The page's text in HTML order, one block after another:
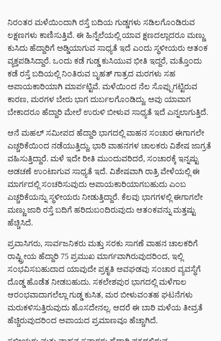
ನಿರಂತರ ಮಳೆಯಿಂದಾಗಿ ರಸ್ತೆ ಬದಿಯ ಗುಡ್ಡಗಳು ಸಡಿಲಗೊಂಡಿರುವ
ಲಕ್ಷಣಗಳು ಕಾಣಿಸುತ್ತಿವೆ. ಈ ಹಿನ್ನೆಲೆಯಲ್ಲಿ ಯಾವ ಕ್ಷಣದಲ್ಲಾದರೂ ಮಣ್ಣು
ಕುಸಿದು ಹೆದ್ದಾರಿಗೆ ಅಡ್ಡಿಯಾಗುವ ಸಾಧ್ಯತೆ ಇದೆ ಎಂದು ಸ್ಥಳೀಯರು ಆತಂಕ
ವ್ಯಕ್ತಪಡಿಸಿದ್ದಾರೆ. ಒಂದು ಕಡೆ ಗುಡ್ಡ ಕುಸಿಯುವ ಭೀತಿ ಇದ್ದರೆ, ಮತ್ತೊಂದು
ಕಡೆ ರಸ್ತೆ ಬದಿಯಲ್ಲಿ ನಿಂತಿರುವ ಬೃಹತ್ ಗಾತ್ರದ ಮರಗಳು ಸಹ
ಅಪಾಯಕಾರಿಯಾಗಿ ಮಾರ್ಪಟ್ಟಿವೆ. ಮಳೆಯಿಂದ ನೆಲ ಸೊಪ್ಪುಗಟ್ಟಿರುವ
ಕಾರಣ, ಮರಗಳ ಬೇರು ಭಾಗ ದುರ್ಬಲಗೊಂಡಿದ್ದು, ಅವು ಯಾವಾಗ
ಬೇಕಾದರೂ ಹೆದ್ದಾರಿ ಮೇಲೆ ಉರುಳಿ ಬೀಳುವ ಸಾಧ್ಯತೆ ಇದೆ ಎನ್ನಲಾಗುತ್ತಿದೆ.
ಆನೆ ಮಹಲ್ ಸಮೀಪದ ಹೆದ್ದಾರಿ ಭಾಗದಲ್ಲಿ ವಾಹನ ಸಂಚಾರ ಈಗಾಗಲೇ
ಎಚ್ಚರಿಕೆಯಿಂದ ನಡೆಯುತ್ತಿದ್ದು, ಭಾರಿ ವಾಹನಗಳ ಚಾಲಕರು ವಿಶೇಷ ಜಾಗ್ರತೆ
ವಹಿಸುತ್ತಿದ್ದಾರೆ. ಮಳೆ ಇದೇ ರೀತಿ ಮುಂದುವರಿದರೆ, ಸಂಚಾರಕ್ಕೆ ಇನ್ನಷ್ಟು
ಅಡಚಣೆ ಉಂಟಾಗುವ ಸಾಧ್ಯತೆ ಇದೆ. ವಿಶೇಷವಾಗಿ ರಾತ್ರಿ ವೇಳೆಯಲ್ಲಿ ಈ
ಮಾರ್ಗದಲ್ಲಿ ಸಂಚರಿಸುವುದು ಅಪಾಯಕಾರಿಯಾಗಬಹುದು ಎಂಬ
ಎಚ್ಚರಿಕೆಯನ್ನು ಸ್ಥಳೀಯರು ನೀಡುತ್ತಿದ್ದಾರೆ. ಕೆಲವು ಭಾಗಗಳಲ್ಲಿ ಈಗಾಗಲೇ
ಮಣ್ಣು ಜಾರಿ ರಸ್ತೆ ಬದಿಗೆ ಹರಿದುಬಂದಿರುವುದು ಆತಂಕವನ್ನು ಮತ್ತಷ್ಟು
ಹೆಚ್ಚಿಸಿದೆ.
ಪ್ರವಾಸಿಗರು, ಸಾರ್ವಜನಿಕರು ಮತ್ತು ಸರಕು ಸಾಗಣೆ ವಾಹನ ಚಾಲಕರಿಗೆ
ರಾಷ್ಟ್ರೀಯ ಹೆದ್ದಾರಿ 75 ಪ್ರಮುಖ ಮಾರ್ಗವಾಗಿರುವುದರಿಂದ, ಇಲ್ಲಿ
ಸಂಭವಿಸಬಹುದಾದ ಯಾವುದೇ ಪ್ರಕೃತಿ ಅವಘಡವು ಸಂಚಾರ ವ್ಯವಸ್ಥೆಗೆ
ದೊಡ್ಡ ಹೊಡೆತ ನೀಡಬಹುದು. ಸಕಲೇಶಪುರ ಭಾಗದಲ್ಲಿ ಮಳೆಗಾಲ
ಆರಂಭವಾದಾಗಲೆಲ್ಲಾ ಗುಡ್ಡ ಕುಸಿತ, ಮರ ಬೀಳುವಂತಹ ಘಟನೆಗಳು
ಮರುಕಳಿಸುತ್ತಿರುವುದು ಹೊಸದೇನಲ್ಲ. ಆದರೆ ಈ ಬಾರಿ ಮಳೆಯ ತೀವ್ರತೆ
ಹೆಚ್ಚಿರುವುದರಿಂದ ಅಪಾಯದ ಪ್ರಮಾಣವೂ ಹೆಚ್ಚಾಗಿದೆ.